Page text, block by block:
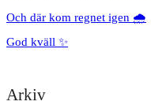
Och där kom regnet igen 🌧️
God kväll ✨
Arkiv